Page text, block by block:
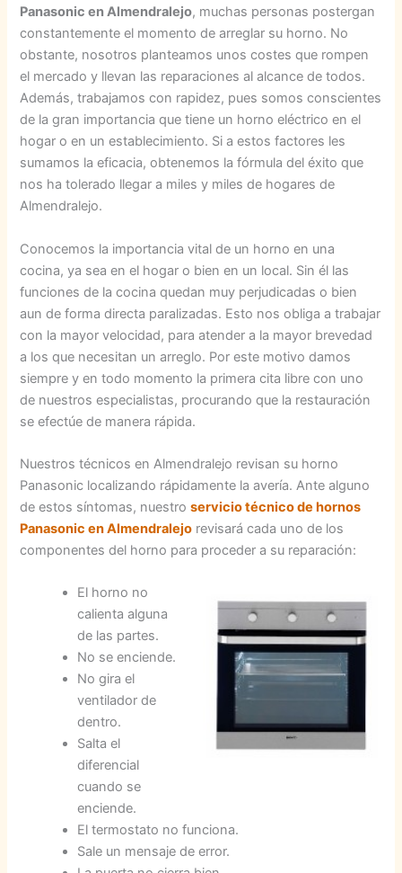
Panasonic en Almendralejo, muchas personas postergan
constantemente el momento de arreglar su horno. No
obstante, nosotros planteamos unos costes que rompen
el mercado y llevan las reparaciones al alcance de todos.
Además, trabajamos con rapidez, pues somos conscientes
de la gran importancia que tiene un horno eléctrico en el
hogar o en un establecimiento. Si a estos factores les
sumamos la eficacia, obtenemos la fórmula del éxito que
nos ha tolerado llegar a miles y miles de hogares de
Almendralejo.
Conocemos la importancia vital de un horno en una
cocina, ya sea en el hogar o bien en un local. Sin él las
funciones de la cocina quedan muy perjudicadas o bien
aun de forma directa paralizadas. Esto nos obliga a trabajar
con la mayor velocidad, para atender a la mayor brevedad
a los que necesitan un arreglo. Por este motivo damos
siempre y en todo momento la primera cita libre con uno
de nuestros especialistas, procurando que la restauración
se efectúe de manera rápida.
Nuestros técnicos en Almendralejo revisan su horno
Panasonic localizando rápidamente la avería. Ante alguno
de estos síntomas, nuestroservicio técnico de hornos
Panasonic en Almendralejo revisará cada uno de los
componentes del horno para proceder a su reparación:
El horno no
calienta alguna
de las partes.
No se enciende.
No gira el
ventilador de
dentro.
Salta el
diferencial
cuando se
enciende.
El termostato no funciona.
Sale un mensaje de error.